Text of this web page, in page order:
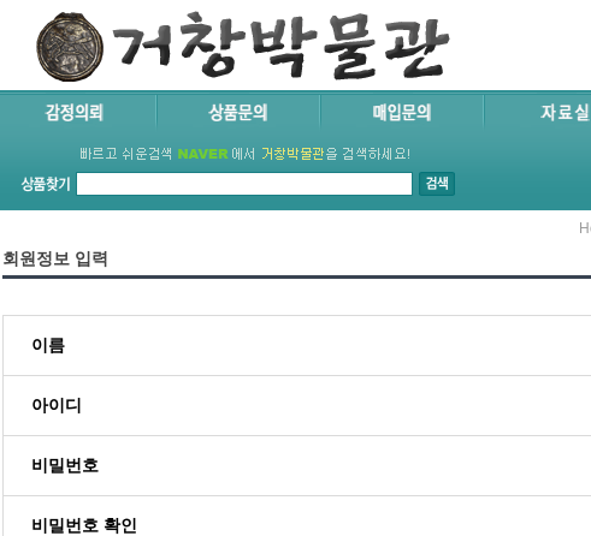
회원정보 입력
이름
아이디
비밀번호
비밀번호 확인